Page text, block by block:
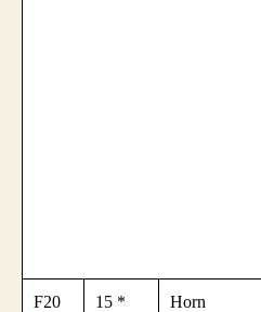
F20 15 * Horn